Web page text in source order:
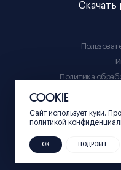
Скачать
©
Политика
COOKIE
Сайт использует куки.
политикой
ОК ПОДРОБЕЕ